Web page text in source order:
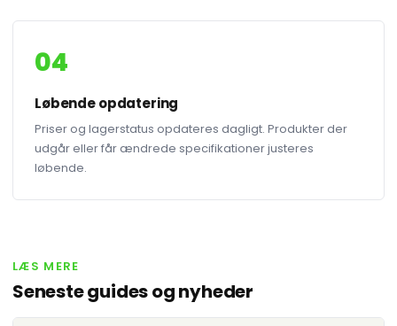
04
Løbende opdatering
Priser og lagerstatus opdateres dagligt. Produkter der
udgår eller får ændrede specifikationer justeres
løbende.
LÆS MERE
Seneste guides og nyheder